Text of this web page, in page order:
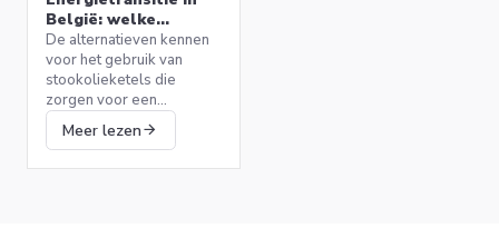
JAVA STIJL SPOELKAST VAN
MARCKE COLLECTIE
20001810
499,99 €
Ik verkoop
België: welke
alternatieven voor
stookolieketels?
De alternatieven kennen
voor het gebruik van
stookolieketels die
zorgen voor een
efficiënte verwarming
terwijl het milieu wordt
Meer lezen